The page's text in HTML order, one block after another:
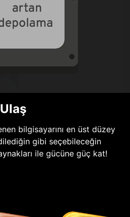
bilgisayarını en üst düzey
gibi seçebileceğin
ile gücüne güç kat!